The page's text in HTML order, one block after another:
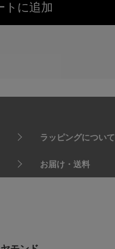
トに追加
ラッピングについて
お届け・送料